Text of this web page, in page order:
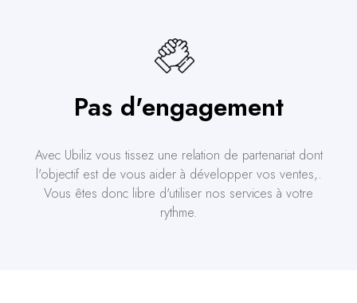
Pas d'engagement
Avec Ubiliz vous tissez une relation de partenariat dont
l'objectif est de vous aider à développer vos ventes,.
Vous êtes donc libre d'utiliser nos services à votre
rythme.